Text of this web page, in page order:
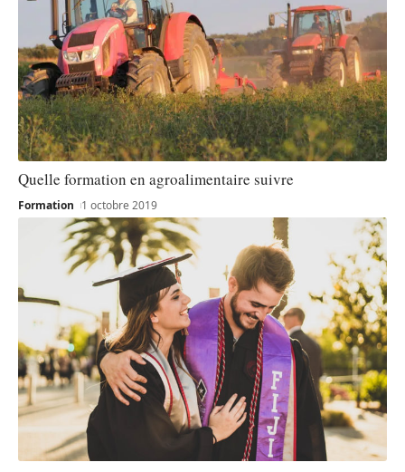
Quelle formation en agroalimentaire suivre
Formation 1 octobre 2019